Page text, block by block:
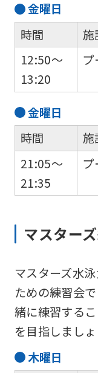
金曜日
時間
12:50～
13:20
施
プ
金曜日
時間
21:05～
21:35
施
プ
マスター
マスターズ水
ための練習会
緒に練習する
を目指しましょ
木曜日